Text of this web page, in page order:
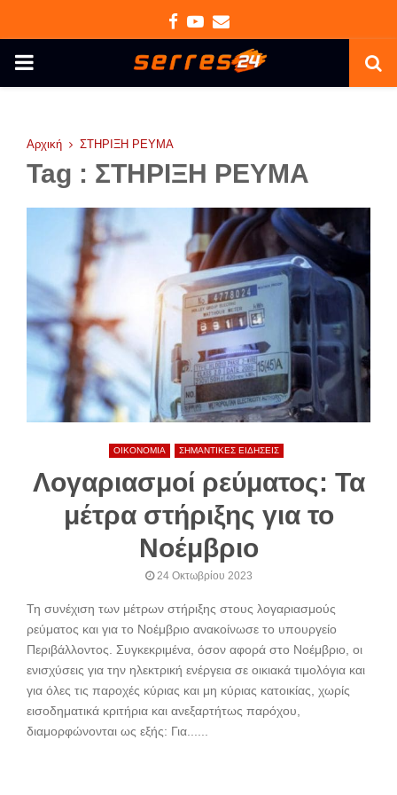
Facebook
Youtube
Email
PRIMARY
Αρχική ΣΤΗΡΙΞΗ ΡΕΥΜΑ
Tag : ΣΤΗΡΙΞΗ ΡΕΥΜΑ
ΟΙΚΟΝΟΜΙΑ ΣΗΜΑΝΤΙΚΕΣ ΕΙΔΗΣΕΙΣ
Λογαριασμοί ρεύματος: Τα
μέτρα στήριξης για το
Νοέμβριο
24 Οκτωβρίου 2023
Τη συνέχιση των μέτρων στήριξης στους λογαριασμούς
ρεύματος και για το Νοέμβριο ανακοίνωσε το υπουργείο
Περιβάλλοντος. Συγκεκριμένα, όσον αφορά στο Νοέμβριο, οι
ενισχύσεις για την ηλεκτρική ενέργεια σε οικιακά τιμολόγια και
για όλες τις παροχές κύριας και μη κύριας κατοικίας, χωρίς
εισοδηματικά κριτήρια και ανεξαρτήτως παρόχου,
διαμορφώνονται ως εξής: Για......